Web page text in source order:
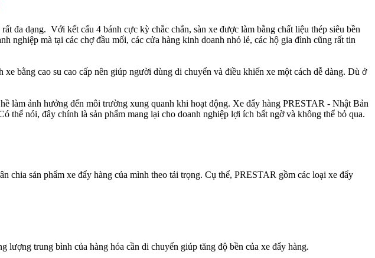
đa dạng. Với kết cấu 4 bánh cực kỳ chắc chắn, sàn xe được làm bằng chất liệu thép siêu bền
nghiệp mà tại các chợ đầu mối, các cửa hàng kinh doanh nhỏ lẻ, các hộ gia đình cũng rất tin
bằng cao su cao cấp nên giúp người dùng di chuyển và điều khiến xe một cách dễ dàng. Dù ở
làm ảnh hưởng đến môi trường xung quanh khi hoạt động. Xe đẩy hàng PRESTAR - Nhật Bản
nói, đây chính là sản phẩm mang lại cho doanh nghiệp lợi ích bất ngờ và không thể bỏ qua.
chia sản phẩm xe đẩy hàng của mình theo tải trọng. Cụ thể, PRESTAR gồm các loại xe đẩy
trung bình của hàng hóa cần di chuyển giúp tăng độ bền của xe đẩy hàng.